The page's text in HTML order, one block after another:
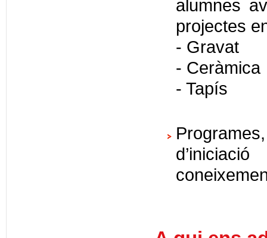
alumnes
projectes
- Gravat
- Ceràmica
- Tapís